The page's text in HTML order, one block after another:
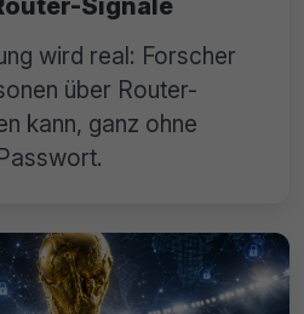
Signale
wird real: Forscher
über Router-
kann, ganz ohne